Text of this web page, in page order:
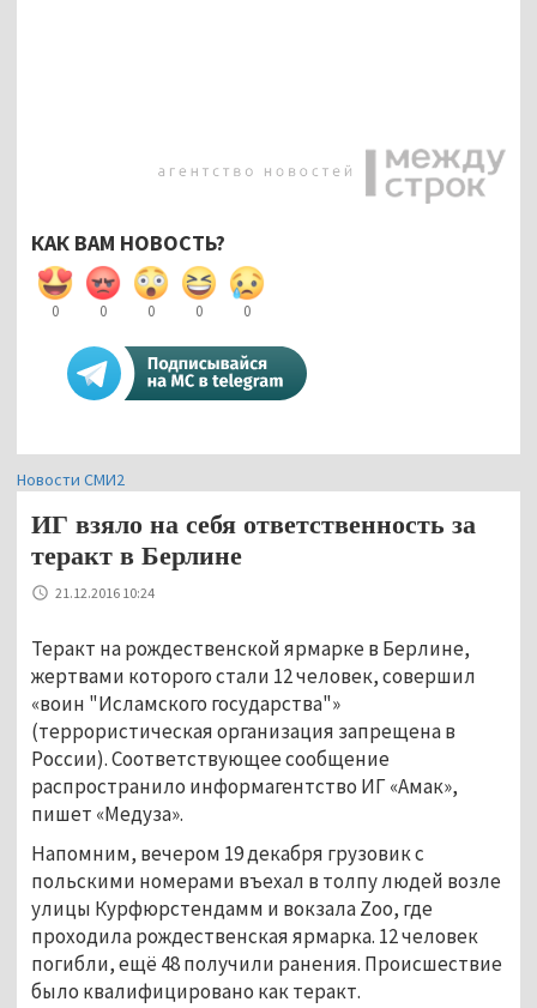
КАК ВАМ НОВОСТЬ?
0 0 0 0 0
Новости СМИ2
ИГ взяло на себя ответственность за
теракт в Берлине
21.12.2016 10:24
Теракт на рождественской ярмарке в Берлине,
жертвами которого стали 12 человек, совершил
«воин "Исламского государства"»
(террористическая организация запрещена в
России). Соответствующее сообщение
распространило информагентство ИГ «Амак»,
пишет «Медуза».
Напомним, вечером 19 декабря грузовик с
польскими номерами въехал в толпу людей возле
улицы Курфюрстендамм и вокзала Zoo, где
проходила рождественская ярмарка. 12 человек
погибли, ещё 48 получили ранения. Происшествие
было квалифицировано как теракт.